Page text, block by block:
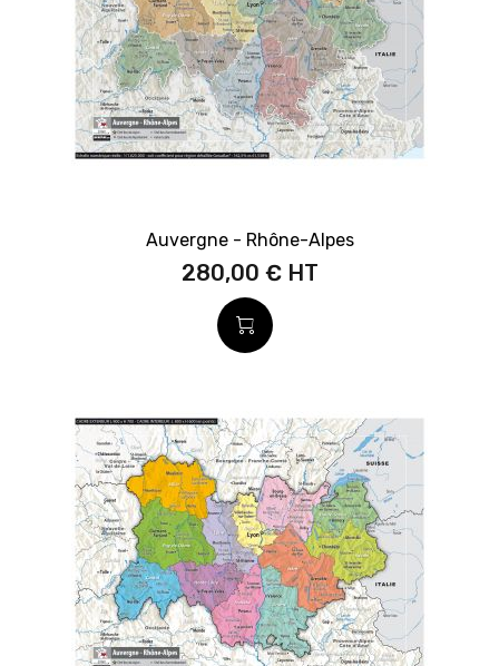
Auvergne - Rhône-Alpes
280,00 €